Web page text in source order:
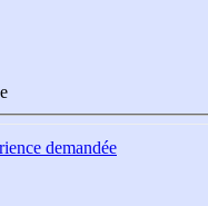
demandée